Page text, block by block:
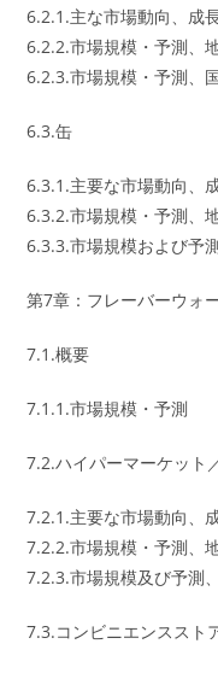
6.2.1.主な市場動向、成
6.2.2.市場規模・予測、
6.2.3.市場規模・予測、
6.3.缶
6.3.1.主要な市場動向、
6.3.2.市場規模・予測、
6.3.3.市場規模および予
第7章：フレーバーウォ
7.1.概要
7.1.1.市場規模・予測
7.2.ハイパーマーケット
7.2.1.主要な市場動向、
7.2.2.市場規模・予測、
7.2.3.市場規模及び予測
7.3.コンビニエンススト